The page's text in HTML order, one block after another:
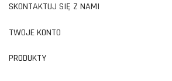
SKONTAKTUJ SIĘ Z NAMI
TWOJE KONTO
PRODUKTY